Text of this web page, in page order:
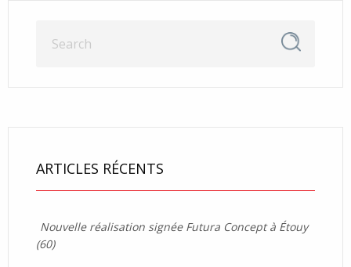
ARTICLES RÉCENTS
Nouvelle réalisation signée Futura Concept à Étouy
(60)